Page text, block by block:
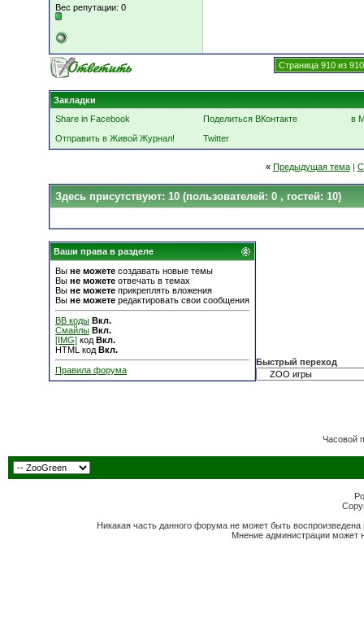
Вес репутации: 0
Страница 910 из 910
Закладки
Share in Facebook
Поделиться ВКонтакте
в
Отправить в Живой Журнал!
Twitter
« Предыдущая тема|
Здесь присутствуют: 10 (пользователей: 0 , гостей: 10)
Ваши права в разделе
Вы не можете создавать новые темы
Вы не можете отвечать в темах
Вы не можете прикреплять вложения
Вы не можете редактировать свои сообщения
BB коды Вкл.
Смайлы Вкл.
[IMG] код Вкл.
HTML код Вкл.
Правила форума
Быстрый переход
Часовой
Никакая часть данного форума не может быть
Мнение администрации может